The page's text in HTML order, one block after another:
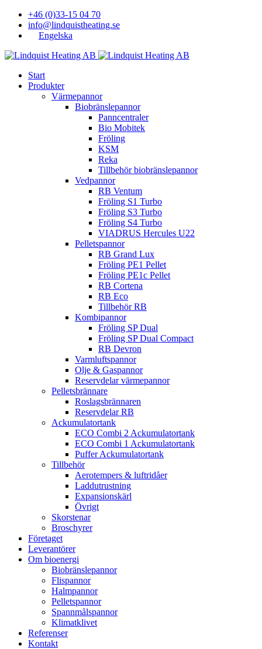
+46 (0)33-15 04 70
info@lindquistheating.se
Engelska
Start
Produkter
Värmepannor
Biobränslepannor
Panncentraler
Bio Mobitek
Fröling
KSM
Reka
Tillbehör biobränslepannor
Vedpannor
RB Ventum
Fröling S1 Turbo
Fröling S3 Turbo
Fröling S4 Turbo
VIADRUS Hercules U22
Pelletspannor
RB Grand Lux
Fröling PE1 Pellet
Fröling PE1c Pellet
RB Cortena
RB Eco
Tillbehör RB
Kombipannor
Fröling SP Dual
Fröling SP Dual Compact
RB Devron
Varmluftspannor
Olje & Gaspannor
Reservdelar värmepannor
Pelletsbrännare
Roslagsbrännaren
Reservdelar RB
Ackumulatortank
ECO Combi 2 Ackumulatortank
ECO Combi 1 Ackumulatortank
Puffer Ackumulatortank
Tillbehör
Aerotempers & luftridåer
Laddutrustning
Expansionskärl
Övrigt
Skorstenar
Broschyrer
Företaget
Leverantörer
Om bioenergi
Biobränslepannor
Flispannor
Halmpannor
Pelletspannor
Spannmålspannor
Klimatklivet
Referenser
Kontakt